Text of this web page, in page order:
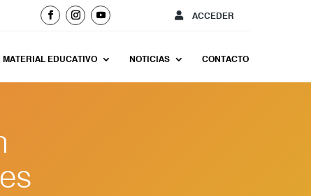
ACCEDER
MATERIAL EDUCATIVO NOTICIAS CONTACTO